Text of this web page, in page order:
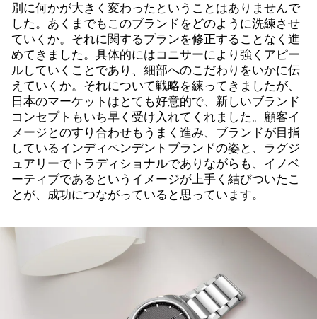
別に何かが大きく変わったということはありませんで
した。あくまでもこのブランドをどのように洗練させ
ていくか。それに関するプランを修正することなく進
めてきました。具体的にはコニサーにより強くアピー
ルしていくことであり、細部へのこだわりをいかに伝
えていくか。それについて戦略を練ってきましたが、
日本のマーケットはとても好意的で、新しいブランド
コンセプトもいち早く受け入れてくれました。顧客イ
メージとのすり合わせもうまく進み、ブランドが目指
しているインディペンデントブランドの姿と、ラグジ
ュアリーでトラディショナルでありながらも、イノベ
ーティブであるというイメージが上手く結びついたこ
とが、成功につながっていると思っています。